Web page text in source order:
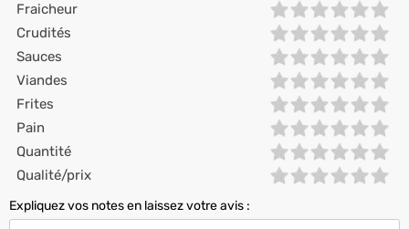
Fraicheur
Crudités
Sauces
Viandes
Frites
Pain
Quantité
Qualité/prix
Expliquez vos notes en laissez votre avis :